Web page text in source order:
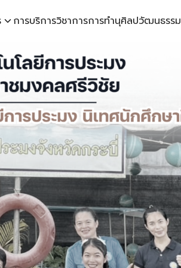
การบริการวิชาการการทำนุศิลปวัฒนธรรม